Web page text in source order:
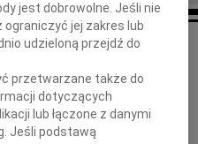
Spychalski
(1953 - 2014)
jest dobrowolne. Jeśli nie
jej zakres lub
udzieloną przejdź do
przetwarzane także do
dotyczących
lub łączone z danymi
Jeśli podstawą